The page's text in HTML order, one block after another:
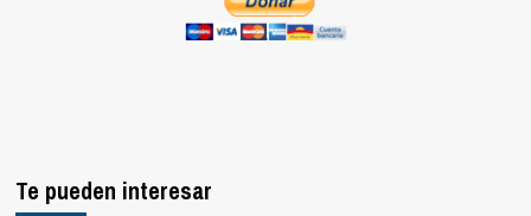
Te pueden interesar